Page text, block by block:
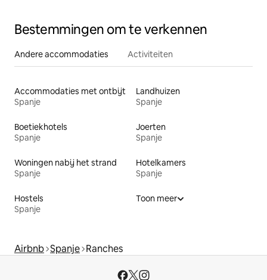
Bestemmingen om te verkennen
Andere accommodaties Activiteiten
Accommodaties met ontbijt
Spanje
Landhuizen
Spanje
Boetiekhotels
Spanje
Joerten
Spanje
Woningen nabij het strand
Spanje
Hotelkamers
Spanje
Hostels
Spanje
Toon meer
Airbnb Spanje Ranches